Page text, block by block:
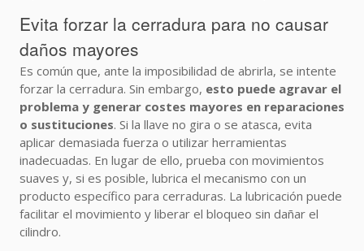
Evita forzar la cerradura para no causar
daños mayores
Es común que, ante la imposibilidad de abrirla, se intente
forzar la cerradura. Sin embargo, esto puede agravar el
problema y generar costes mayores en reparaciones
o sustituciones. Si la llave no gira o se atasca, evita
aplicar demasiada fuerza o utilizar herramientas
inadecuadas. En lugar de ello, prueba con movimientos
suaves y, si es posible, lubrica el mecanismo con un
producto específico para cerraduras. La lubricación puede
facilitar el movimiento y liberar el bloqueo sin dañar el
cilindro.